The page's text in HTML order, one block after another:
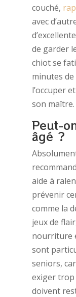
couché,
avec
de garder
chiot se
minutes
l’occuper
son maître.
Peut-
âgé ?
aide à
prévenir
comme la
jeux de
nourriture
sont
seniors,
exiger trop
doivent